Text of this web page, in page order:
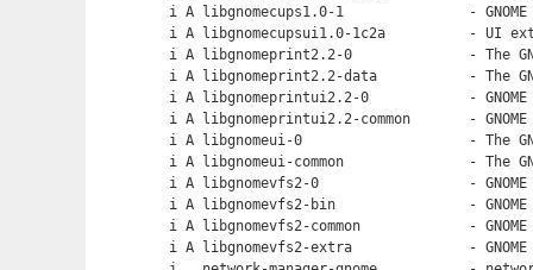
i A libgnomecups1.0-1               -
i A libgnomecupsui1.0-1c2a          - UI
i A libgnomeprint2.2-0              - The
i A libgnomeprint2.2-data           - The
i A libgnomeprintui2.2-0            -
i A libgnomeprintui2.2-common       -
i A libgnomeui-0                    - The
i A libgnomeui-common               - The
i A libgnomevfs2-0                  -
i A libgnomevfs2-bin                -
i A libgnomevfs2-common             -
i A libgnomevfs2-extra              -